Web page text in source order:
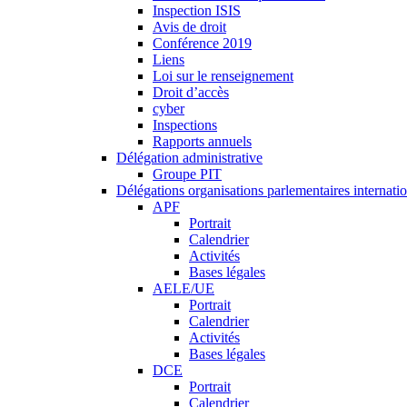
Inspection ISIS
Avis de droit
Conférence 2019
Liens
Loi sur le renseignement
Droit d’accès
cyber
Inspections
Rapports annuels
Délégation administrative
Groupe PIT
Délégations organisations parlementaires
APF
Portrait
Calendrier
Activités
Bases légales
AELE/UE
Portrait
Calendrier
Activités
Bases légales
DCE
Portrait
Calendrier